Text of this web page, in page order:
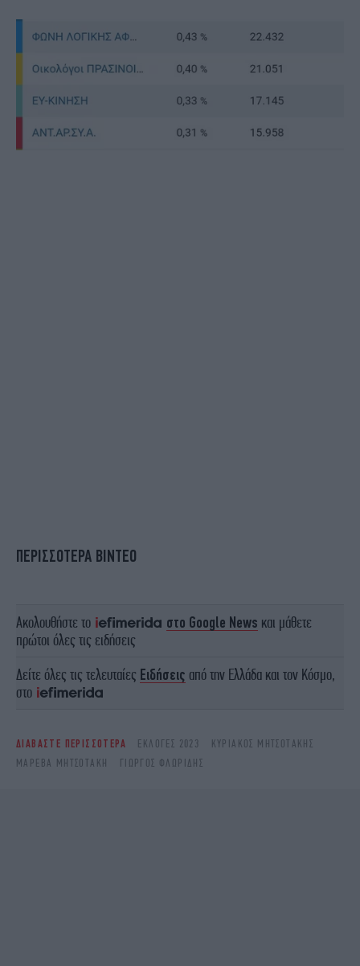
ΠΕΡΙΣΣΟΤΕΡΑ ΒΙΝΤΕΟ
Ακολουθήστε το στο Google News και μάθετε
πρώτοι όλες τις ειδήσεις
Δείτε όλες τις τελευταίες Ειδήσεις από την Ελλάδα και τον Κόσμο,
στο
ΔΙΑΒΑΣΤΕ ΠΕΡΙΣΣΟΤΕΡΑ ΕΚΛΟΓΕΣ 2023
ΚΥΡΙΆΚΟΣ ΜΗΤΣΟΤΆΚΗΣ
ΜΑΡΕΒΑ ΜΗΤΣΟΤΑΚΗ
ΓΙΏΡΓΟΣ ΦΛΩΡΊΔΗΣ